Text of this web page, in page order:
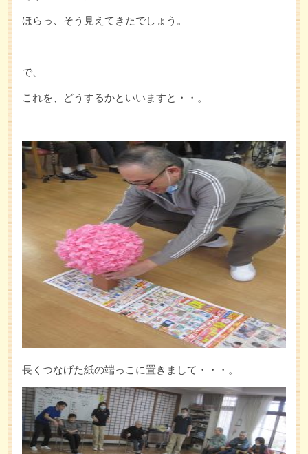
ほらっ、そう見えてきたでしょう。
で、
これを、どうするかといいますと・・。
長くつなげた紙の端っこに置きまして・・・。